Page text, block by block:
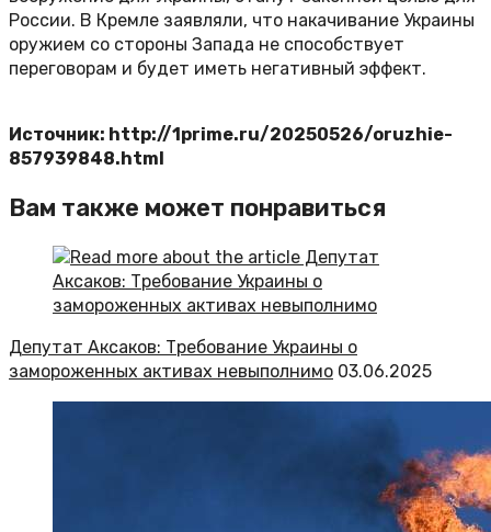
России. В Кремле заявляли, что накачивание Украины
оружием со стороны Запада не способствует
переговорам и будет иметь негативный эффект.
Источник: http://1prime.ru/20250526/oruzhie-
857939848.html
Вам также может понравиться
Депутат Аксаков: Требование Украины о
замороженных активах невыполнимо 03.06.2025